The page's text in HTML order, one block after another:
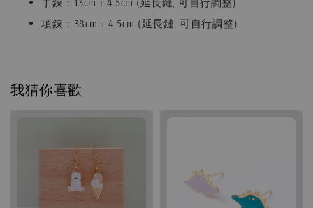
項鍊：38cm + 4.5cm (延長鏈, 可自行調整)
我猜你喜歡